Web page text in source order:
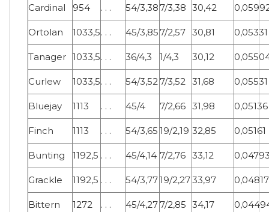
Cardinal 954 . . . 54/3,387/3,38 30,42
Ortolan 1033,5. . . 45/3,857/2,57 30,81 0,05331
Tanager 1033,5. . . 36/4,3 1/4,3 30,12
Curlew 1033,5. . . 54/3,527/3,52 31,68 0,05531
Bluejay 1113 . . . 45/4 7/2,66 31,98 0,05136
Finch 1113 . . . 54/3,65 19/2,19 32,85 0,05161
Bunting 1192,5 . . . 45/4,14 7/2,76 33,12
Grackle 1192,5 . . . 54/3,7719/2,2733,97 0,04817
Bittern 1272 . . . 45/4,277/2,85 34,17